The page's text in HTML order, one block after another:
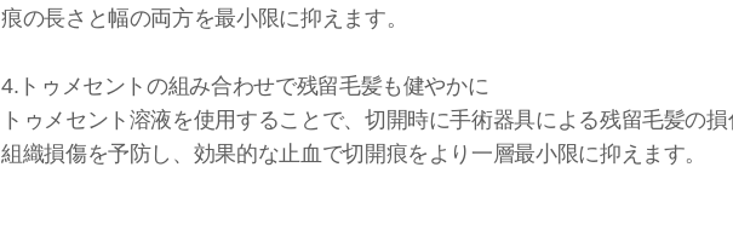
痕の長さと幅の両方を最小限に抑えます。
4.トゥメセントの組み合わせで残留毛髪も健やかに
トゥメセント溶液を使用することで、切開時に手術器具による残留毛髪の
組織損傷を予防し、効果的な止血で切開痕をより一層最小限に抑えます。